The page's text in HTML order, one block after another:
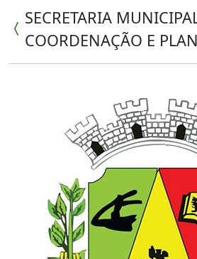
SECRETARIA
COORDENAÇÃO E